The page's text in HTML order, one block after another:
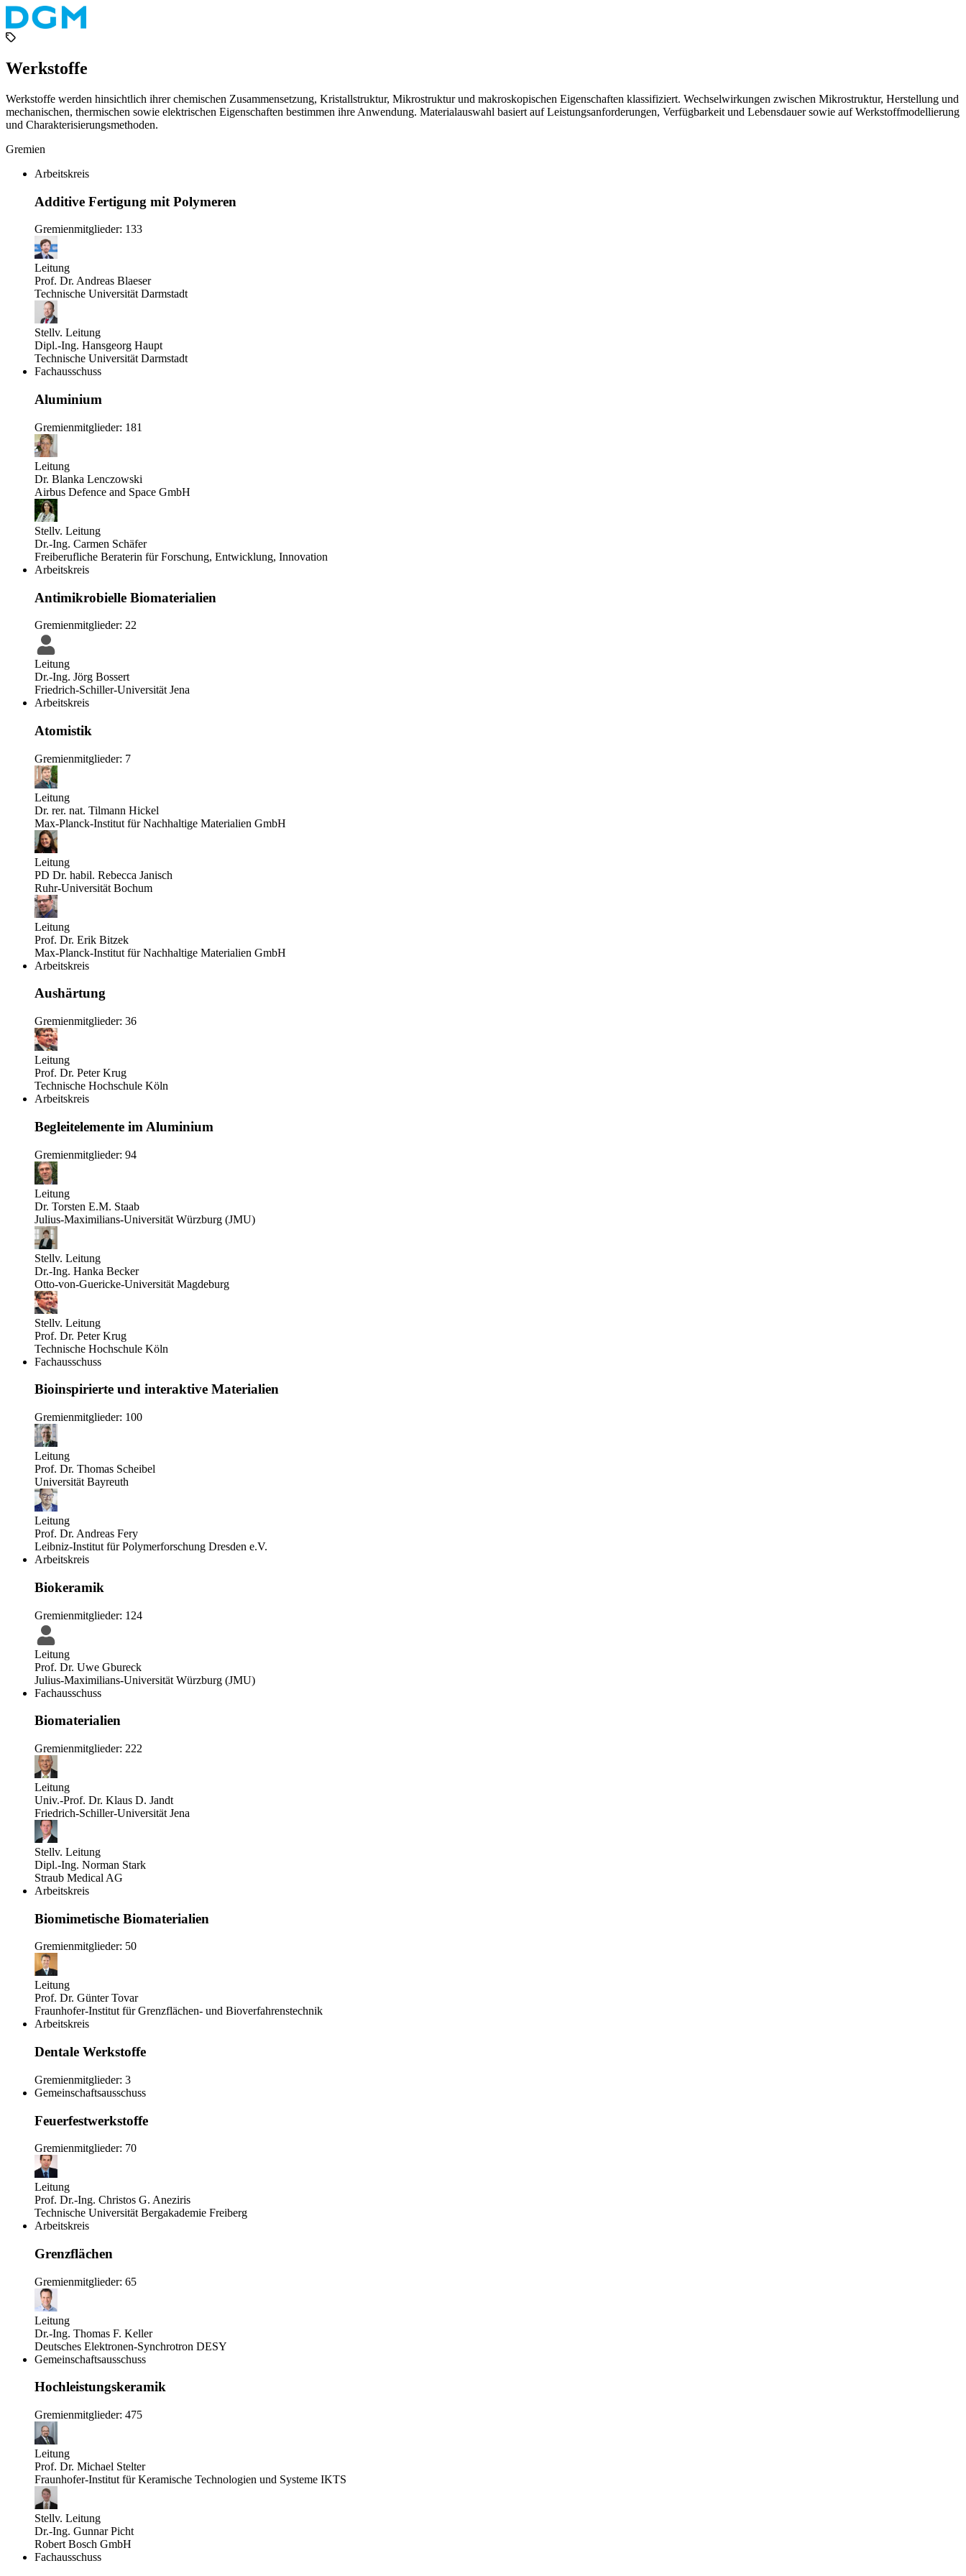
Werkstoffe
Werkstoffe werden hinsichtlich ihrer chemischen Zusammensetzung, Kristallstruktur, Mikrostruktur und makroskopischen Eigenschaften klassifiziert. Wechselwirkungen zwischen Mikrostruktur, Herstellung und
mechanischen, thermischen sowie elektrischen Eigenschaften bestimmen ihre Anwendung. Materialauswahl basiert auf Leistungsanforderungen, Verfügbarkeit und Lebensdauer sowie auf Werkstoffmodellierung
und Charakterisierungsmethoden.
Gremien
Arbeitskreis
Additive Fertigung mit Polymeren
Gremienmitglieder: 133
Leitung
Prof. Dr. Andreas Blaeser
Technische Universität Darmstadt
Stellv. Leitung
Dipl.-Ing. Hansgeorg Haupt
Technische Universität Darmstadt
Fachausschuss
Aluminium
Gremienmitglieder: 181
Leitung
Dr. Blanka Lenczowski
Airbus Defence and Space GmbH
Stellv. Leitung
Dr.-Ing. Carmen Schäfer
Freiberufliche Beraterin für Forschung, Entwicklung, Innovation
Arbeitskreis
Antimikrobielle Biomaterialien
Gremienmitglieder: 22
Leitung
Dr.-Ing. Jörg Bossert
Friedrich-Schiller-Universität Jena
Arbeitskreis
Atomistik
Gremienmitglieder: 7
Leitung
Dr. rer. nat. Tilmann Hickel
Max-Planck-Institut für Nachhaltige Materialien GmbH
Leitung
PD Dr. habil. Rebecca Janisch
Ruhr-Universität Bochum
Leitung
Prof. Dr. Erik Bitzek
Max-Planck-Institut für Nachhaltige Materialien GmbH
Arbeitskreis
Aushärtung
Gremienmitglieder: 36
Leitung
Prof. Dr. Peter Krug
Technische Hochschule Köln
Arbeitskreis
Begleitelemente im Aluminium
Gremienmitglieder: 94
Leitung
Dr. Torsten E.M. Staab
Julius-Maximilians-Universität Würzburg (JMU)
Stellv. Leitung
Dr.-Ing. Hanka Becker
Otto-von-Guericke-Universität Magdeburg
Stellv. Leitung
Prof. Dr. Peter Krug
Technische Hochschule Köln
Fachausschuss
Bioinspirierte und interaktive Materialien
Gremienmitglieder: 100
Leitung
Prof. Dr. Thomas Scheibel
Universität Bayreuth
Leitung
Prof. Dr. Andreas Fery
Leibniz-Institut für Polymerforschung Dresden e.V.
Arbeitskreis
Biokeramik
Gremienmitglieder: 124
Leitung
Prof. Dr. Uwe Gbureck
Julius-Maximilians-Universität Würzburg (JMU)
Fachausschuss
Biomaterialien
Gremienmitglieder: 222
Leitung
Univ.-Prof. Dr. Klaus D. Jandt
Friedrich-Schiller-Universität Jena
Stellv. Leitung
Dipl.-Ing. Norman Stark
Straub Medical AG
Arbeitskreis
Biomimetische Biomaterialien
Gremienmitglieder: 50
Leitung
Prof. Dr. Günter Tovar
Fraunhofer-Institut für Grenzflächen- und Bioverfahrenstechnik
Arbeitskreis
Dentale Werkstoffe
Gremienmitglieder: 3
Gemeinschaftsausschuss
Feuerfestwerkstoffe
Gremienmitglieder: 70
Leitung
Prof. Dr.-Ing. Christos G. Aneziris
Technische Universität Bergakademie Freiberg
Arbeitskreis
Grenzflächen
Gremienmitglieder: 65
Leitung
Dr.-Ing. Thomas F. Keller
Deutsches Elektronen-Synchrotron DESY
Gemeinschaftsausschuss
Hochleistungskeramik
Gremienmitglieder: 475
Leitung
Prof. Dr. Michael Stelter
Fraunhofer-Institut für Keramische Technologien und Systeme IKTS
Stellv. Leitung
Dr.-Ing. Gunnar Picht
Robert Bosch GmbH
Fachausschuss